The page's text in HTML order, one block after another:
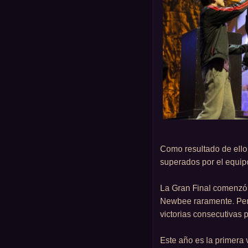
Como resultado de
superados por el
La Gran Final
Newbee raramente.
victorias consecutivas
Este año es la